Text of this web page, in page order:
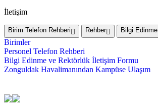
İletişim
Birim Telefon Rehberi Rehber Bilgi Edinme
Birimler
Personel Telefon Rehberi
Bilgi Edinme ve Rektörlük İletişim Formu
Zonguldak Havalimanından Kampüse Ulaşım